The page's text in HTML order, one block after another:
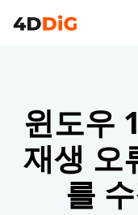
윈도우
재생 오
를